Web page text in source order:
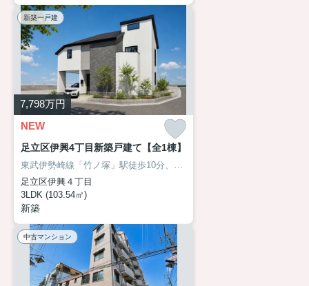
新築一戸建
7,798万円
NEW
足立区伊興4丁目新築戸建て【全1棟】
東武伊勢崎線「竹ノ塚」駅徒歩10分、開放感あふれる南西角地に誕生する太陽光発電搭載のエコ住宅！省エネ性能と経済性を兼ね備えた住まいです。吹き抜け天井が生み出す明るく伸びやかなLDKに加え、ロフトやウォークインクローゼット、シューズインクローゼットなど豊富な収納を備え、住空間をすっきり広々と活用できます。まずはアサイホーム【03-6458-0914】までお気軽にお問合せ下さい！
足立区伊興４丁目
3LDK (103.54㎡)
新築
中古マンション